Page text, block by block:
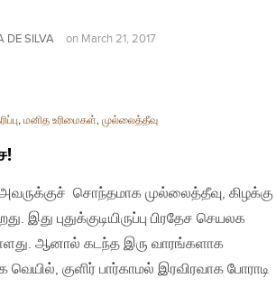
DE SILVA on March 21, 2017
, மனித உரிமைகள், முல்லைத்தீவு
அவருக்குச் சொந்தமாக முல்லைத்தீவு, கிழக்கு
இது புதுக்குடியிருப்பு பிரதேச செயலக
ஆனால் கடந்த இரு வாரங்களாக
குளிர் பார்காமல் இரவிரவாக போராடி